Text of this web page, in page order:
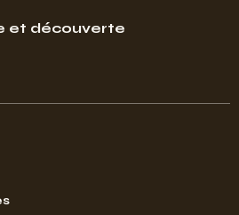
et découverte